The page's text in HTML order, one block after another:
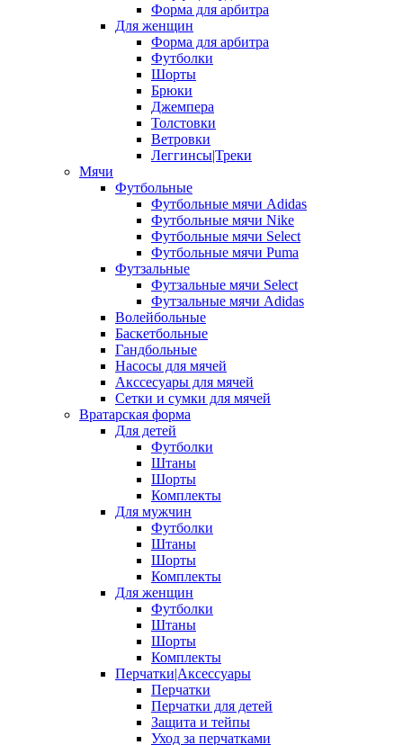
Форма для арбитра
Для женщин
Форма для арбитра
Футболки
Шорты
Брюки
Джемпера
Толстовки
Ветровки
Леггинсы|Треки
Мячи
Футбольные
Футбольные мячи Adidas
Футбольные мячи Nike
Футбольные мячи Select
Футбольные мячи Puma
Футзальные
Футзальные мячи Select
Футзальные мячи Adidas
Волейбольные
Баскетбольные
Гандбольные
Насосы для мячей
Акссесуары для мячей
Сетки и сумки для мячей
Вратарская форма
Для детей
Футболки
Штаны
Шорты
Комплекты
Для мужчин
Футболки
Штаны
Шорты
Комплекты
Для женщин
Футболки
Штаны
Шорты
Комплекты
Перчатки|Аксессуары
Перчатки
Перчатки для детей
Защита и тейпы
Уход за перчатками